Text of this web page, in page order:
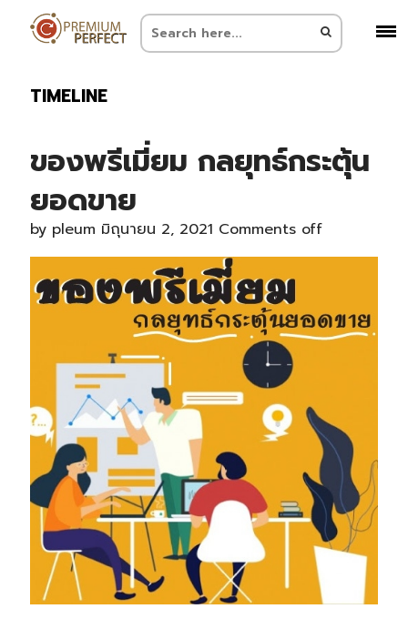
TIMELINE
ของพรีเมี่ยม กลยุทธ์กระตุ้น
ยอดขาย
by pleum มิถุนายน 2, 2021 Comments off